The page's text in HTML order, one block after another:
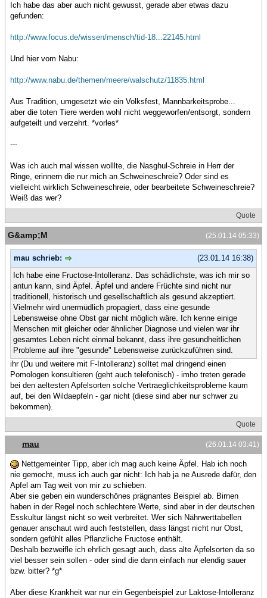
Ich habe das aber auch nicht gewusst, gerade aber etwas dazu
gefunden:
http://www.focus.de/wissen/mensch/tid-18...22145.html
Und hier vom Nabu:
http://www.nabu.de/themen/meere/walschutz/11835.html
Aus Tradition, umgesetzt wie ein Volksfest, Mannbarkeitsprobe...
aber die toten Tiere werden wohl nicht weggeworfen/entsorgt, sondern
aufgeteilt und verzehrt. *vorles*
---
Was ich auch mal wissen wolllte, die Nasghul-Schreie in Herr der
Ringe, erinnern die nur mich an Schweineschreie? Oder sind es
vielleicht wirklich Schweineschreie, oder bearbeitete Schweineschreie?
Weiß das wer?
Quote
(25.01.14 05:33)
G&amp;M
(23.01.14 16:38)
mau schrieb:
Ich habe eine Fructose-Intolleranz. Das schädlichste, was ich mir so
antun kann, sind Äpfel. Äpfel und andere Früchte sind nicht nur
traditionell, historisch und gesellschaftlich als gesund akzeptiert.
Vielmehr wird unermüdlich propagiert, dass eine gesunde
Lebensweise ohne Obst gar nicht möglich wäre. Ich kenne einige
Menschen mit gleicher oder ähnlicher Diagnose und vielen war ihr
gesamtes Leben nicht einmal bekannt, dass ihre gesundheitlichen
Probleme auf ihre "gesunde" Lebensweise zurückzuführen sind.
ihr (Du und weitere mit F-Intolleranz) solltet mal dringend einen
Pomologen konsultieren (geht auch telefonisch) - imho treten gerade
bei den aeltesten Apfelsorten solche Vertraeglichkeitsprobleme kaum
auf, bei den Wildaepfeln - gar nicht (diese sind aber nur schwer zu
bekommen).
Quote
(26.01.14 03:41)
mau
Nettgemeinter Tipp, aber ich mag auch keine Äpfel. Hab ich noch
nie gemocht, muss ich auch gar nicht: Ich hab ja ne Ausrede dafür, den
Apfel am Tag weit von mir zu schieben.
Aber sie geben ein wunderschönes prägnantes Beispiel ab. Birnen
haben in der Regel noch schlechtere Werte, sind aber in der deutschen
Esskultur längst nicht so weit verbreitet. Wer sich Nährwerttabellen
genauer anschaut wird auch feststellen, dass längst nicht nur Obst,
sondern gefühlt alles Pflanzliche Fructose enthält.
Deshalb bezweifle ich ehrlich gesagt auch, dass alte Äpfelsorten da so
viel besser sein sollen - oder sind die dann einfach nur elendig sauer
bzw. bitter? *g*
Aber diese Krankheit war nur ein Gegenbeispiel zur Laktose-Intolleranz